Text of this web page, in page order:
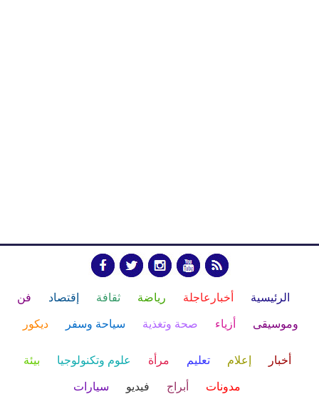
الرئيسية أخبارعاجلة رياضة ثقافة إقتصاد فن
وموسيقى أزياء صحة وتغذية سياحة وسفر ديكور
أخبار إعلام تعليم مرأة علوم وتكنولوجيا بيئة
مدونات أبراج فيديو سيارات